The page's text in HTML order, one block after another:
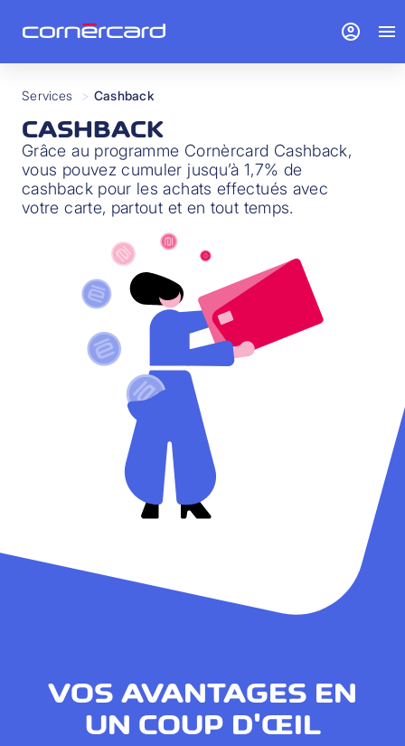
Services > Cashback
CASHBACK
Grâce au programme Cornèrcard Cashback,
vous pouvez cumuler jusqu’à 1,7% de
cashback pour les achats effectués avec
votre carte, partout et en tout temps.
VOS AVANTAGES EN
UN COUP D'ŒIL
account_circle menu